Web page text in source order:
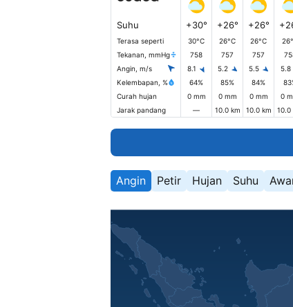
Suhu +30° +26° +26°
Terasa seperti 30°C 26°C 26°C
Tekanan, mmHg
758 757 757
Angin, m/s
8.1 5.2 5.5 5.8
Kelembapan, %
64% 85% 84%
Curah hujan
0 mm 0 mm 0 mm 0
Jarak pandang
— 10.0 km 10.0 km 10.0
Angin Petir Hujan Suhu